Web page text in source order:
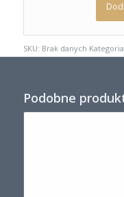
SKU: Brak danych
Podobne